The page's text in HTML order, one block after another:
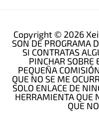
Copyright © 2026
SON DE PROGRAMA
SI CONTRATAS
PINCHAR SOBRE
PEQUEÑA
QUE NO SE ME
SOLO ENLACE DE
HERRAMIENTA QUE
QUE